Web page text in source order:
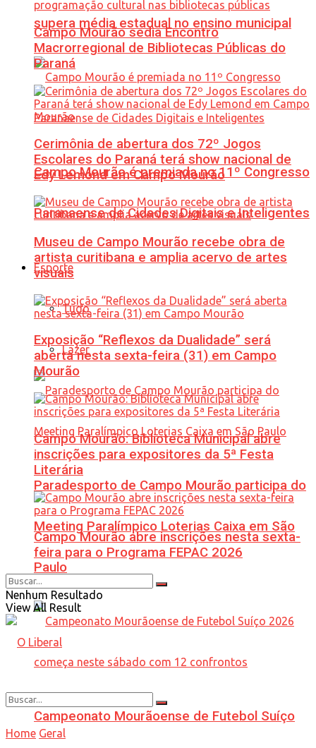
supera média estadual no ensino municipal
Campo Mourão é premiada no 11º Congresso
Paranaense de Cidades Digitais e Inteligentes
Esporte
Tudo
Lazer
Paradesporto de Campo Mourão participa do
Meeting Paralímpico Loterias Caixa em São
Paulo
Campeonato Mourãoense de Futebol Suíço
Campo Mourão sedia Encontro
Macrorregional de Bibliotecas Públicas do
Paraná
Cerimônia de abertura dos 72º Jogos
Escolares do Paraná terá show nacional de
Edy Lemond em Campo Mourão
Museu de Campo Mourão recebe obra de
artista curitibana e amplia acervo de artes
visuais
Exposição “Reflexos da Dualidade” será
aberta nesta sexta-feira (31) em Campo
Mourão
Campo Mourão: Biblioteca Municipal abre
inscrições para expositores da 5ª Festa
Literária
Campo Mourão abre inscrições nesta sexta-
feira para o Programa FEPAC 2026
Nenhum Resultado
View All Result
Home Geral